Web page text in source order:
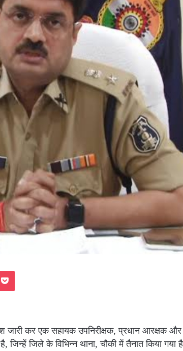
Pocket
कर एक सहायक उपनिरीक्षक, प्रधान आरक्षक और
जिन्हें जिले के विभिन्न थाना, चौकी में तैनात किया गया है